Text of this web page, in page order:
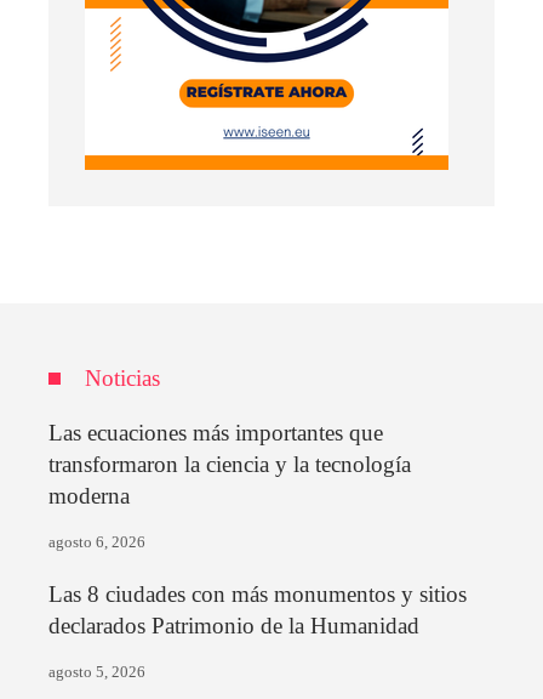
Noticias
Las ecuaciones más importantes que
transformaron la ciencia y la tecnología
moderna
agosto 6, 2026
Las 8 ciudades con más monumentos y sitios
declarados Patrimonio de la Humanidad
agosto 5, 2026